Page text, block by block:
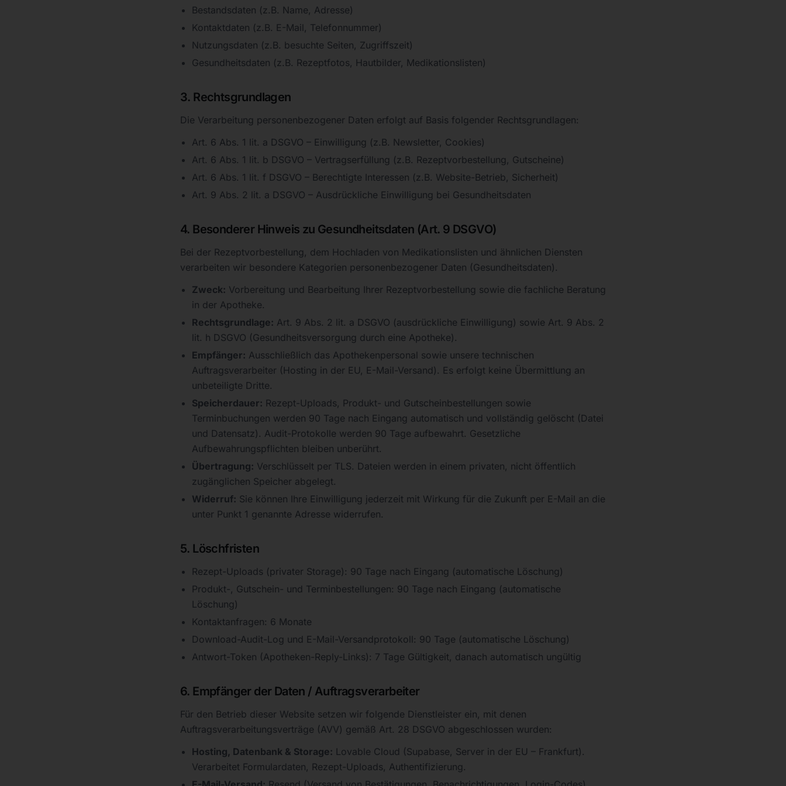
Bestandsdaten (z.B. Name, Adresse)
Kontaktdaten (z.B. E-Mail, Telefonnummer)
Nutzungsdaten (z.B. besuchte Seiten, Zugriffszeit)
Gesundheitsdaten (z.B. Rezeptfotos, Hautbilder, Medikationslisten)
3. Rechtsgrundlagen
Die Verarbeitung personenbezogener Daten erfolgt auf Basis folgender Rechtsgrundlagen:
Art. 6 Abs. 1 lit. a DSGVO – Einwilligung (z.B. Newsletter, Cookies)
Art. 6 Abs. 1 lit. b DSGVO – Vertragserfüllung (z.B. Rezeptvorbestellung, Gutscheine)
Art. 6 Abs. 1 lit. f DSGVO – Berechtigte Interessen (z.B. Website-Betrieb, Sicherheit)
Art. 9 Abs. 2 lit. a DSGVO – Ausdrückliche Einwilligung bei Gesundheitsdaten
4. Besonderer Hinweis zu Gesundheitsdaten (Art. 9 DSGVO)
Bei der Rezeptvorbestellung, dem Hochladen von Medikationslisten und ähnlichen Diensten
verarbeiten wir besondere Kategorien personenbezogener Daten (Gesundheitsdaten).
Zweck: Vorbereitung und Bearbeitung Ihrer Rezeptvorbestellung sowie die fachliche Beratung
in der Apotheke.
Rechtsgrundlage: Art. 9 Abs. 2 lit. a DSGVO (ausdrückliche Einwilligung) sowie Art. 9 Abs. 2
lit. h DSGVO (Gesundheitsversorgung durch eine Apotheke).
Empfänger: Ausschließlich das Apothekenpersonal sowie unsere technischen
Auftragsverarbeiter (Hosting in der EU, E-Mail-Versand). Es erfolgt keine Übermittlung an
unbeteiligte Dritte.
Speicherdauer: Rezept-Uploads, Produkt- und Gutscheinbestellungen sowie
Terminbuchungen werden 90 Tage nach Eingang automatisch und vollständig gelöscht (Datei
und Datensatz). Audit-Protokolle werden 90 Tage aufbewahrt. Gesetzliche
Aufbewahrungspflichten bleiben unberührt.
Übertragung: Verschlüsselt per TLS. Dateien werden in einem privaten, nicht öffentlich
zugänglichen Speicher abgelegt.
Widerruf: Sie können Ihre Einwilligung jederzeit mit Wirkung für die Zukunft per E-Mail an die
unter Punkt 1 genannte Adresse widerrufen.
5. Löschfristen
Rezept-Uploads (privater Storage): 90 Tage nach Eingang (automatische Löschung)
Produkt-, Gutschein- und Terminbestellungen: 90 Tage nach Eingang (automatische
Löschung)
Kontaktanfragen: 6 Monate
Download-Audit-Log und E-Mail-Versandprotokoll: 90 Tage (automatische Löschung)
Antwort-Token (Apotheken-Reply-Links): 7 Tage Gültigkeit, danach automatisch ungültig
6. Empfänger der Daten / Auftragsverarbeiter
Für den Betrieb dieser Website setzen wir folgende Dienstleister ein, mit denen
Auftragsverarbeitungsverträge (AVV) gemäß Art. 28 DSGVO abgeschlossen wurden:
Hosting, Datenbank & Storage: Lovable Cloud (Supabase, Server in der EU – Frankfurt).
Verarbeitet Formulardaten, Rezept-Uploads, Authentifizierung.